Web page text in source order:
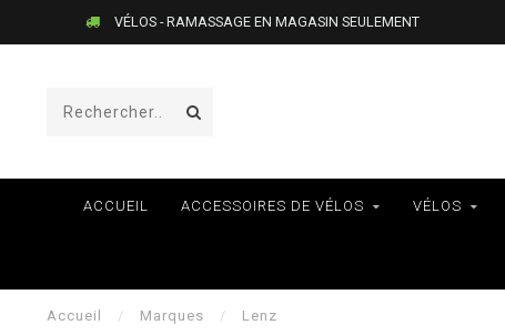
VÉLOS - RAMASSAGE EN MAGASIN SEULEMENT
ACCUEIL ACCESSOIRES DE VÉLOS VÉLOS
Accueil / Marques / Lenz